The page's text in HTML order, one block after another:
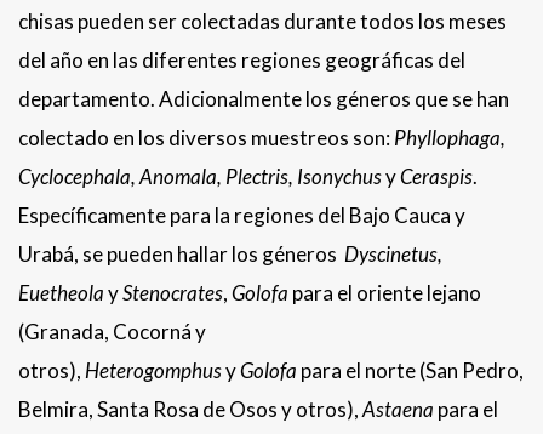
chisas pueden ser colectadas durante todos los meses
del año en las diferentes regiones geográficas del
departamento. Adicionalmente los géneros que se han
colectado en los diversos muestreos son:Phyllophaga,
Cyclocephala, Anomala, Plectris, IsonychusyCeraspis.
Específicamente para la regiones del Bajo Cauca y
Urabá, se pueden hallar los géneros Dyscinetus,
EuetheolayStenocrates,Golofa para el oriente lejano
(Granada, Cocorná y
otros), HeterogomphusyGolofa para el norte (San Pedro,
Belmira, Santa Rosa de Osos y otros),Astaena para el